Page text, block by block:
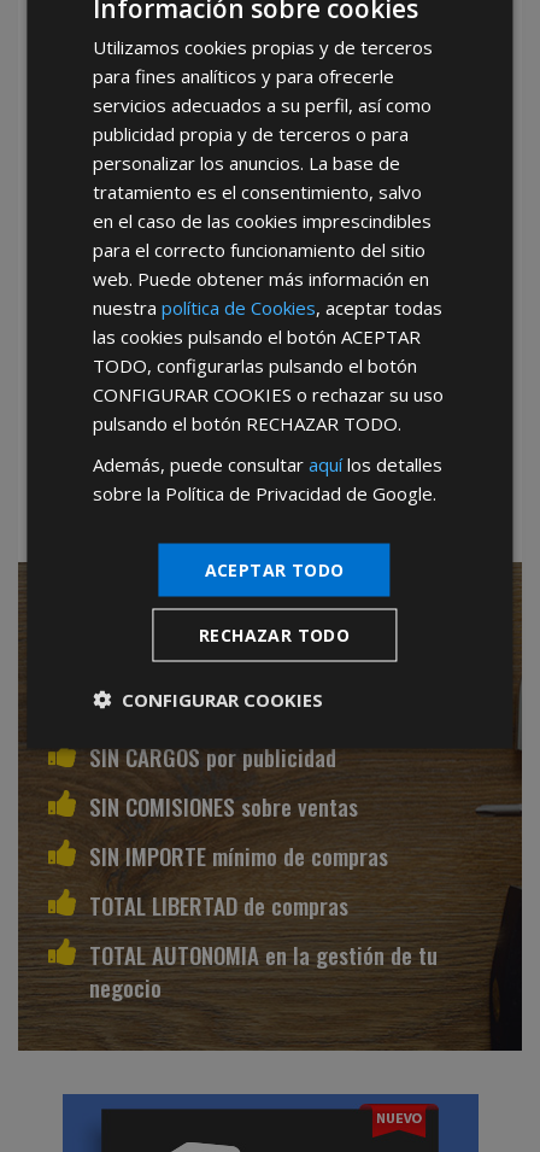
¿De dónde es la empresa?
España
Portugal Otros
He leído y acepto la
minoristas y mayoristas.
SIN CANON de entrada
SIN CUOTAS mensuales
SIN PERIODOS de permanencia
SIN CARGOS por publicidad
SIN COMISIONES sobre ventas
SIN IMPORTE mínimo de compras
TOTAL LIBERTAD de compras
TOTAL AUTONOMIA en la gestión de tu
negocio
Información sobre cookies
Utilizamos cookies propias y de terceros
para fines analíticos y para ofrecerle
servicios adecuados a su perfil, así como
publicidad propia y de terceros o para
personalizar los anuncios. La base de
tratamiento es el consentimiento, salvo
en el caso de las cookies imprescindibles
para el correcto funcionamiento del sitio
web. Puede obtener más información en
nuestrapolítica de Cookies, aceptar todas
las cookies pulsando el botónACEPTAR
TODO, configurarlas pulsando el botón
CONFIGURAR COOKIES o rechazar su uso
pulsando el botón RECHAZAR TODO.
Además, puede consultaraquílos detalles
sobre la Política de Privacidad de Google.
ACEPTAR TODO
RECHAZAR TODO
CONFIGURAR COOKIES